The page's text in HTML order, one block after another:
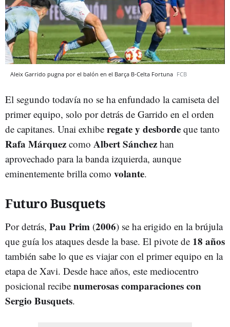
Aleix Garrido pugna por el balón en el Barça B-Celta Fortuna FCB
El segundo todavía no se ha enfundado la camiseta del
primer equipo, solo por detrás de Garrido en el orden
de capitanes. Unai exhibe regate y desborde que tanto
Rafa Márquez como Albert Sánchez han
aprovechado para la banda izquierda, aunque
eminentemente brilla como volante.
Futuro Busquets
Por detrás, Pau Prim (2006) se ha erigido en la brújula
que guía los ataques desde la base. El pivote de 18 años
también sabe lo que es viajar con el primer equipo en la
etapa de Xavi. Desde hace años, este mediocentro
posicional recibe numerosas comparaciones con
Sergio Busquets.